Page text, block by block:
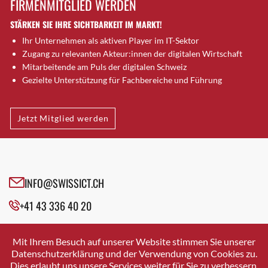
Brugg AG
Brütten
Bubendorf
Bubikon
Buchs (SG)
Bäretswil
Bülach
Cazis
Crissier
Davos Platz
Dierikon
Dietikon
FIRMENMITGLIED WERDEN
STÄRKEN SIE IHRE SICHTBARKEIT IM MARKT!
Ihr Unternehmen als aktiven Player im IT-Sektor
Zugang zu relevanten Akteur:innen der digitalen Wirtschaft
Mitarbeitende am Puls der digitalen Schweiz
Gezielte Unterstützung für Fachbereiche und Führung
Jetzt Mitglied werden
INFO@SWISSICT.CH
+41 43 336 40 20
SWISSICT
VULKANSTRASSE 120
8048 ZURICH
Mit Ihrem Besuch auf unserer Website stimmen Sie unserer
Datenschutzerklärung und der Verwendung von Cookies zu.
Dies erlaubt uns unsere Services weiter für Sie zu verbessern.